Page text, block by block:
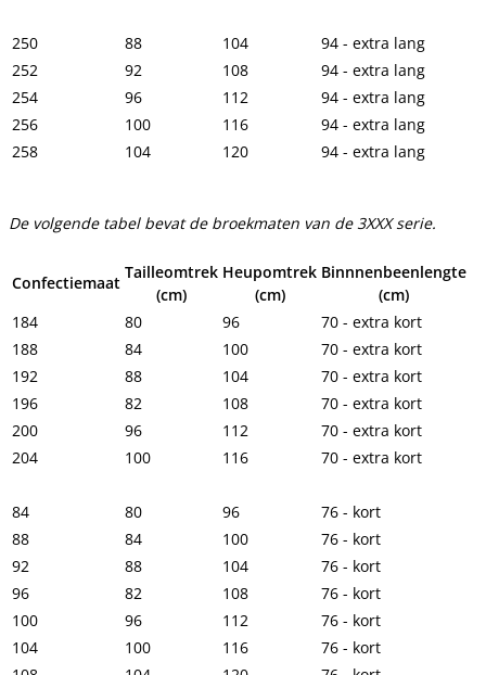
250 88 104
94 - extra lang
252
92 108
94 - extra lang
254
96 112
94 - extra lang
256
100 116
94 - extra lang
258
104 120 94 - extra lang
De volgende tabel bevat de broekmaten van de 3XXX serie.
Confectiemaat
Tailleomtrek
(cm)
Heupomtrek
(cm)
Binnnenbeenlengte
(cm)
184
80 96
70 - extra kort
188
84 100
70 - extra kort
192
88 104
70 - extra kort
196
82 108
70 - extra kort
200
96 112
70 - extra kort
204
100 116 70 - extra kort
84 80 96
76 - kort
88
84 100
76 - kort
92
88 104
76 - kort
96
82 108
76 - kort
100
96 112
76 - kort
104
100 116
76 - kort